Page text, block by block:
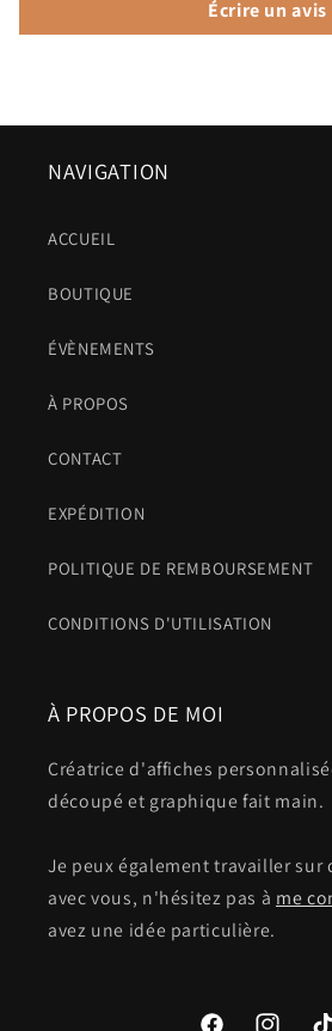
Écrire un avis
NAVIGATION
ACCUEIL
BOUTIQUE
ÉVÈNEMENTS
À PROPOS
CONTACT
EXPÉDITION
POLITIQUE DE REMBOURSEMENT
CONDITIONS D'UTILISATION
À PROPOS DE MOI
Créatrice d'affiches
découpé et graphique fait main.
Je peux également travailler sur
avec vous, n'hésitez pas à me
avez une idée particulière.